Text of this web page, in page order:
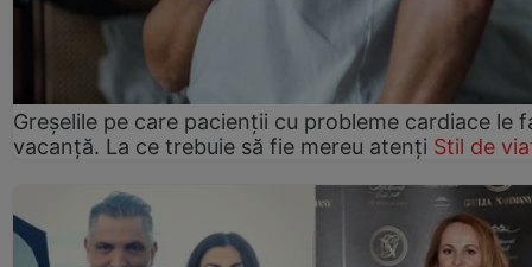
Greșelile pe care pacienții cu probleme cardiace le
vacanță. La ce trebuie să fie mereu atenți Stil de